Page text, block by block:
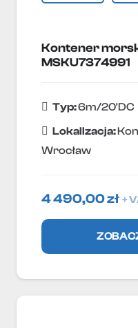
Kontener
MSKU7374991
Typ:6m/20'DC
Lokallzacja:
Wrocław
4 490,00zł +